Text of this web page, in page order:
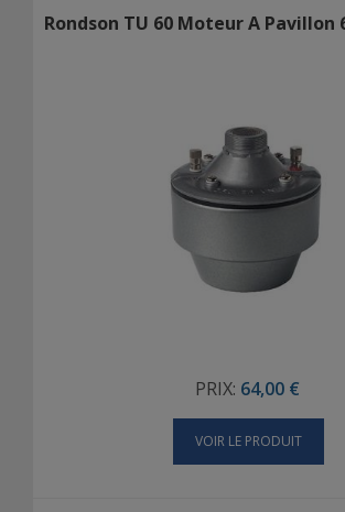
Rondson TU 60 Moteur A Pavillon
PRIX: 64,00 €
VOIR LE PRODUIT